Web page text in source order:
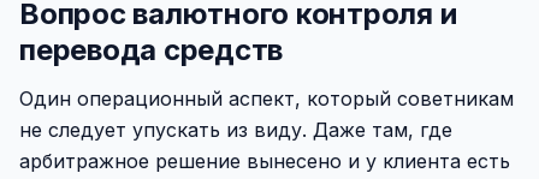
Вопрос валютного контроля и
перевода средств
Один операционный аспект, который советникам
не следует упускать из виду. Даже там, где
арбитражное решение вынесено и у клиента есть